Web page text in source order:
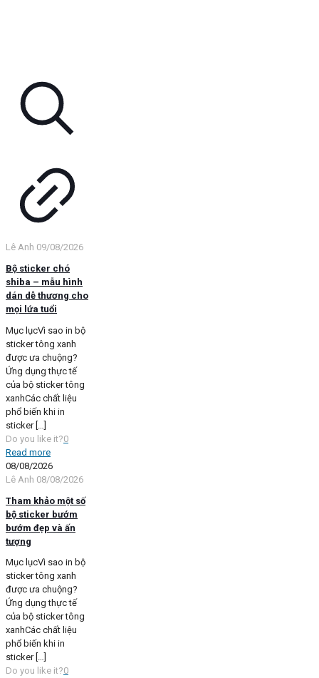
Lê Anh 09/08/2026
Bộ sticker chó
shiba – mẫu hình
dán dễ thương cho
mọi lứa tuổi
Mục lụcVì sao in bộ
sticker tông xanh
được ưa chuộng?
Ứng dụng thực tế
của bộ sticker tông
xanhCác chất liệu
phổ biến khi in
sticker[…]
Do you like it?0
Read more
08/08/2026
Lê Anh 08/08/2026
Tham khảo một số
bộ sticker bướm
bướm đẹp và ấn
tượng
Mục lụcVì sao in bộ
sticker tông xanh
được ưa chuộng?
Ứng dụng thực tế
của bộ sticker tông
xanhCác chất liệu
phổ biến khi in
sticker[…]
Do you like it?0